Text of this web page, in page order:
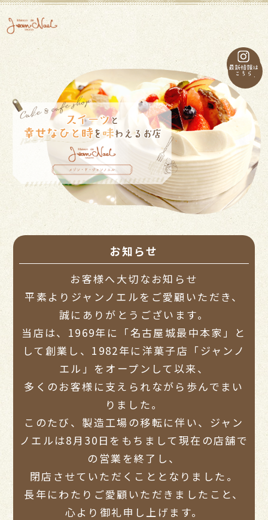
toggle
お知らせ
お客様へ大切なお知らせ
平素よりジャンノエルをご愛顧いただき、
誠にありがとうございます。
当店は、1969年に「名古屋城最中本家」と
して創業し、1982年に洋菓子店「ジャンノ
エル」をオープンして以来、
多くのお客様に支えられながら歩んでまい
りました。
このたび、製造工場の移転に伴い、ジャン
ノエルは8月30日をもちまして現在の店舗で
の営業を終了し、
閉店させていただくこととなりました。
長年にわたりご愛顧いただきましたこと、
心より御礼申し上げます。